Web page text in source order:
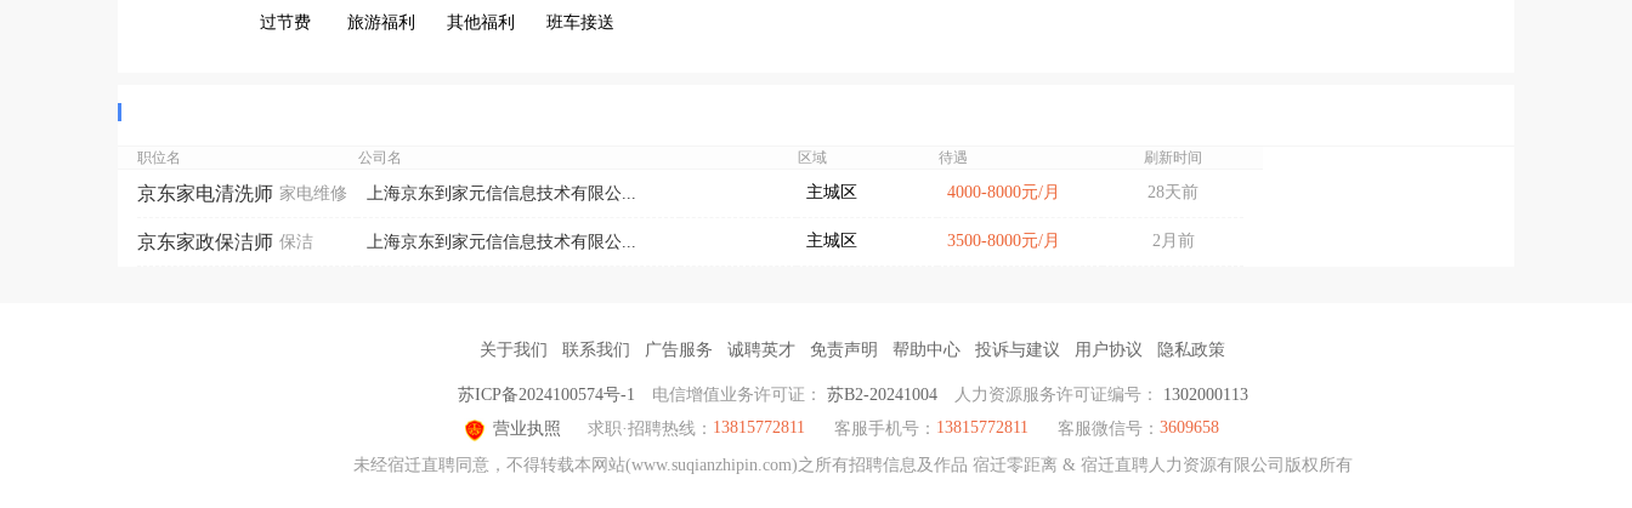
过节费 旅游福利 其他福利 班车接送
职位名 公司名 区域 待遇 刷新时间
京东家电清洗师 家电维修 上海京东到家元信信息技术有限公... 主城区 4000-8000元/月 28天前
京东家政保洁师 保洁 上海京东到家元信信息技术有限公... 主城区 3500-8000元/月 2月前
关于我们 联系我们 广告服务 诚聘英才 免责声明 帮助中心 投诉与建议 用户协议 隐私政策
苏ICP备2024100574号-1 电信增值业务许可证： 苏B2-20241004 人力资源服务许可证编号： 1302000113
营业执照
求职·招聘热线： 13815772811 客服手机号： 13815772811 客服微信号： 3609658
未经宿迁直聘同意，不得转载本网站(www.suqianzhipin.com)之所有招聘信息及作品 宿迁零距离 & 宿迁直聘人力资源有限公司版权所有